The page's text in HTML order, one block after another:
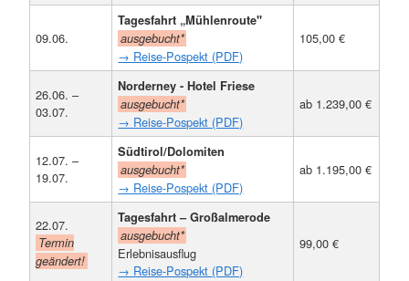
09.06.
Tagesfahrt „Mühlenroute"
ausgebucht*
→ Reise-Pospekt (PDF)
105,00 €
26.06. –
03.07.
Norderney - Hotel Friese
ausgebucht*
→ Reise-Pospekt (PDF)
ab 1.239,00 €
12.07. –
19.07.
Südtirol/Dolomiten
ausgebucht*
→ Reise-Pospekt (PDF)
ab 1.195,00 €
22.07.
Termin
geändert!
Tagesfahrt – Großalmerode
ausgebucht*
Erlebnisausflug
→ Reise-Pospekt (PDF)
99,00 €